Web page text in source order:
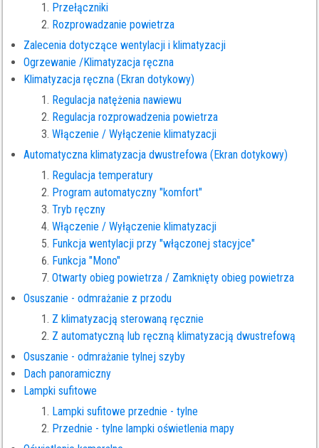
Przełączniki
Rozprowadzanie powietrza
Zalecenia dotyczące wentylacji i klimatyzacji
Ogrzewanie /Klimatyzacja ręczna
Klimatyzacja ręczna (Ekran dotykowy)
Regulacja natężenia nawiewu
Regulacja rozprowadzenia powietrza
Włączenie / Wyłączenie klimatyzacji
Automatyczna klimatyzacja dwustrefowa (Ekran dotykowy)
Regulacja temperatury
Program automatyczny "komfort"
Tryb ręczny
Włączenie / Wyłączenie klimatyzacji
Funkcja wentylacji przy "włączonej stacyjce"
Funkcja "Mono"
Otwarty obieg powietrza / Zamknięty obieg powietrza
Osuszanie - odmrażanie z przodu
Z klimatyzacją sterowaną ręcznie
Z automatyczną lub ręczną klimatyzacją dwustrefową
Osuszanie - odmrażanie tylnej szyby
Dach panoramiczny
Lampki sufitowe
Lampki sufitowe przednie - tylne
Przednie - tylne lampki oświetlenia mapy